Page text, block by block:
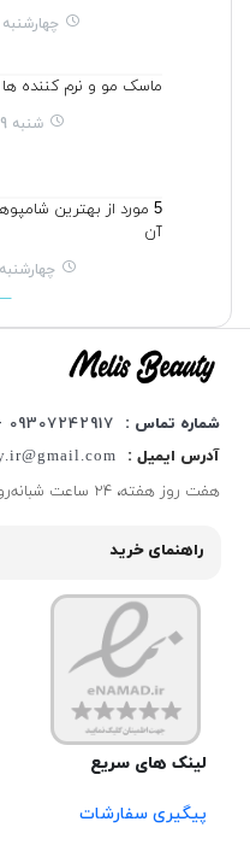
چهارشنبه 23 خرداد 1403
ماسک مو و نرم کننده ها
شنبه 19 خرداد 1403
5 مورد از بهترین
آن
چهارشنبه 16 خرداد 1403
شماره تماس :
09307242917 - 02166082599
آدرس ایمیل :
هفت روز هفته، ۲۴ ساعت شبانه‌روز پاسخگوی شما هستیم.
راهنمای خرید
لینک های سریع
پیگیری سفارشات